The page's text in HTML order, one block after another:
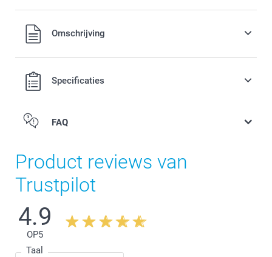
Alle prijzen zijn in EURO (€) inclusief BTW en exclusief
verzendkosten.Omschrijving
Specificaties
FAQ
Product reviews van
Trustpilot
4.9
OP5
Taal